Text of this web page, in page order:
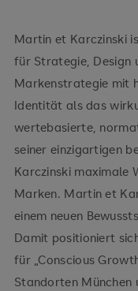
Martin et Karczinski
für Strategie, Design
Markenstrategie mit
Identität als das
wertebasierte,
seiner einzigartigen
Karczinski maximale
Marken. Martin et
einem neuen
Damit positioniert
für „Conscious
Standorten